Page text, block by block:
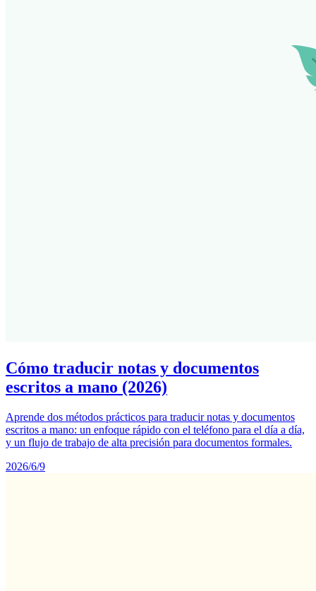
Cómo traducir notas y documentos
escritos a mano (2026)
Aprende dos métodos prácticos para traducir notas y documentos
escritos a mano: un enfoque rápido con el teléfono para el día a día,
y un flujo de trabajo de alta precisión para documentos formales.
2026/6/9